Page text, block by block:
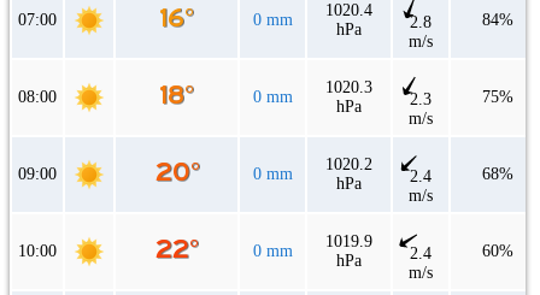
07:00 0 mm
1020.4
hPa
2.8
m/s
84%
08:00 0 mm
1020.3
hPa
2.3
m/s
75%
09:00 0 mm
1020.2
hPa
2.4
m/s
68%
10:00 0 mm
1019.9
hPa
2.4
m/s
60%